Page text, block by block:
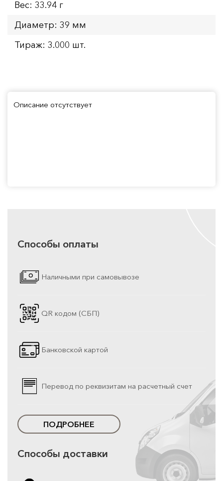
Вес: 33.94 г
Диаметр: 39 мм
Тираж: 3.000 шт.
Описание отсутствует
Способы оплаты
Наличными при самовывозе
QR кодом (СБП)
Банковской картой
Перевод по реквизитам на расчетный счет
ПОДРОБНЕЕ
Способы доставки